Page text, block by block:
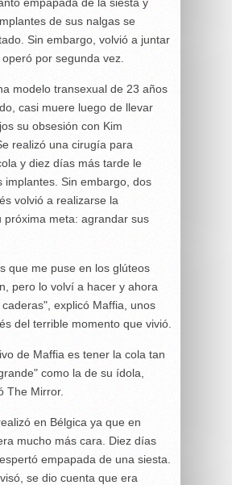
de sus nalgas se
Sin embargo, volvió a juntar
por segunda vez.
modelo transexual de 23 años
casi muere luego de llevar
su obsesión con Kim
realizó una cirugía para
y diez días más tarde le
implantes. Sin embargo, dos
volvió a realizarse la
próxima meta: agrandar sus
que me puse en los glúteos
pero lo volví a hacer y ahora
explicó Maffia, unos
del terrible momento que vivió.
de Maffia es tener la cola tan
como la de su ídola,
The Mirror.
en Bélgica ya que en
mucho más cara. Diez días
empapada de una siesta.
se dio cuenta que era